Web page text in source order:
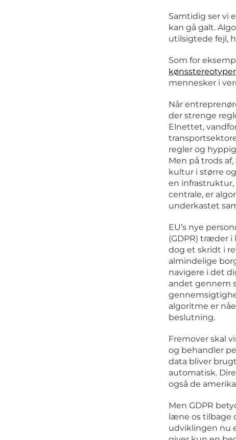
Samtidig ser vi
kan gå galt.
utilsigtede fejl,
Som for
kønsstereotyper
mennesker i
Når
der strenge
Elnettet,
regler og
Men på trods
kultur i større
en
centrale, er
underkastet
EU’s nye
(GDPR) træder i
dog et skridt i
almindelige
navigere i det
andet gennem
algoritme er
beslutning.
Fremover skal
og behandler
data bliver
automatisk.
også de
Men GDPR
læne os tilbage
udviklingen nu